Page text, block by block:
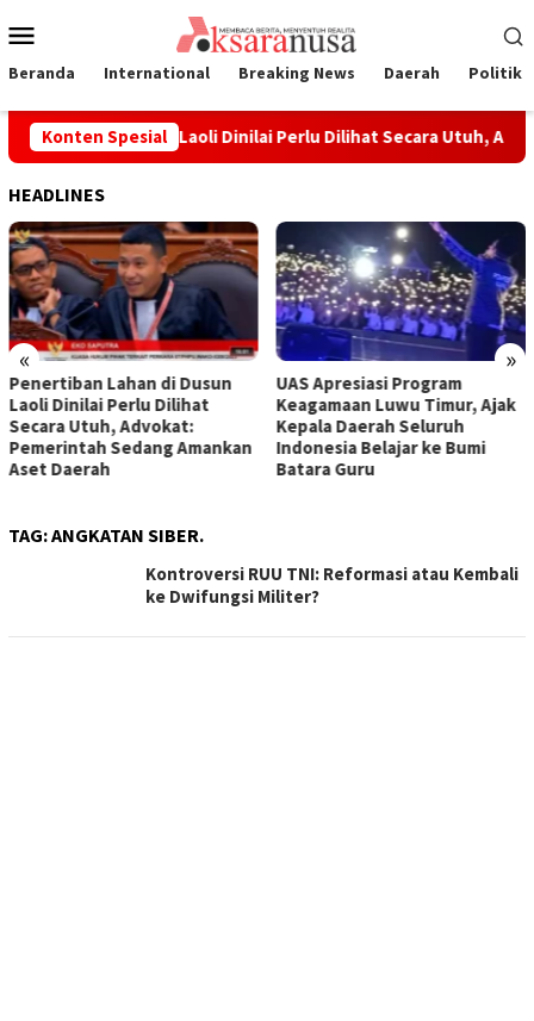
ke
Mobile
Beranda International Breaking News Daerah Politik
Konten Spesial
Lahan di Dusun Laoli Dinilai Perlu Dilihat Secara Utuh,
HEADLINES
« »
Penertiban Lahan di Dusun
Laoli Dinilai Perlu Dilihat
Secara Utuh, Advokat:
Pemerintah Sedang Amankan
Aset Daerah
UAS Apresiasi Program
Keagamaan Luwu Timur, Ajak
Kepala Daerah Seluruh
Indonesia Belajar ke Bumi
Batara Guru
TAG:ANGKATAN SIBER.
Kontroversi RUU TNI: Reformasi atau Kembali
ke Dwifungsi Militer?